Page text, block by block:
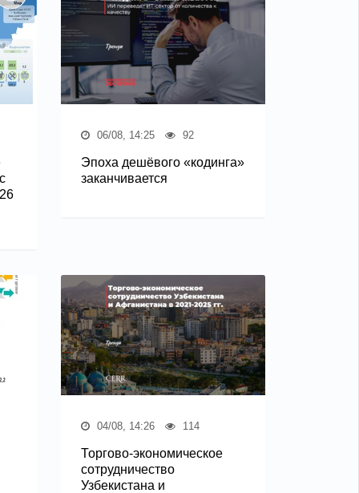
06/08, 14:25 92
Эпоха дешёвого «кодинга»
заканчивается
04/08, 14:26 114
Торгово-экономическое
сотрудничество
Узбекистана и